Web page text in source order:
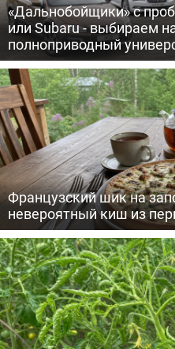
«Дальнобойщики» с
или Subaru - выбираем
полноприводный
Французский шик на
невероятный киш из